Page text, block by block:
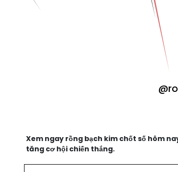
Xem ngay rồng bạch kim chốt số hôm
tăng cơ hội chiến thắng.